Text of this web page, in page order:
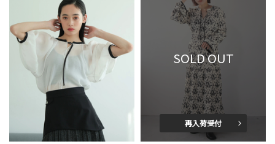
SOLD OUT
再入荷受付